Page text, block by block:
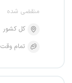
منقضی شده
کل کشور
تمام وقت